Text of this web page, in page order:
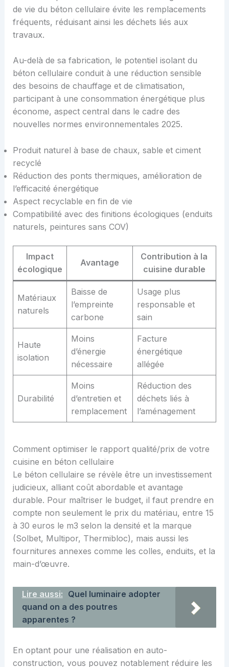
de vie du béton cellulaire évite les remplacements
fréquents, réduisant ainsi les déchets liés aux
travaux.
Au-delà de sa fabrication, le potentiel isolant du
béton cellulaire conduit à une réduction sensible
des besoins de chauffage et de climatisation,
participant à une consommation énergétique plus
économe, aspect central dans le cadre des
nouvelles normes environnementales 2025.
Produit naturel à base de chaux, sable et ciment
recyclé
Réduction des ponts thermiques, amélioration de
l’efficacité énergétique
Aspect recyclable en fin de vie
Compatibilité avec des finitions écologiques (enduits
naturels, peintures sans COV)
Impact
écologique
Avantage
Contribution à la
cuisine durable
Matériaux
naturels
Baisse de
l’empreinte
carbone
Usage plus
responsable et
sain
Haute
isolation
Moins
d’énergie
nécessaire
Facture
énergétique
allégée
Durabilité
Moins
d’entretien et
remplacement
Réduction des
déchets liés à
l’aménagement
Comment optimiser le rapport qualité/prix de votre
cuisine en béton cellulaire
Le béton cellulaire se révèle être un investissement
judicieux, alliant coût abordable et avantage
durable. Pour maîtriser le budget, il faut prendre en
compte non seulement le prix du matériau, entre 15
à 30 euros le m3 selon la densité et la marque
(Solbet, Multipor, Thermibloc), mais aussi les
fournitures annexes comme les colles, enduits, et la
main-d’œuvre.
Lire aussi: Quel luminaire adopter
quand on a des poutres
apparentes ?
En optant pour une réalisation en auto-
construction, vous pouvez notablement réduire les